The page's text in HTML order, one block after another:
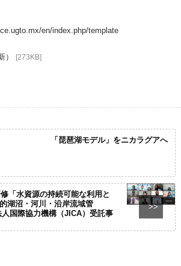
en/index.php/template
） [273KB]
「琵琶湖モデル」をニカラグアへ
>>
「水資源の持続可能な利用と
湖沼・河川・沿岸流域管
国際協力機構（JICA）受託事